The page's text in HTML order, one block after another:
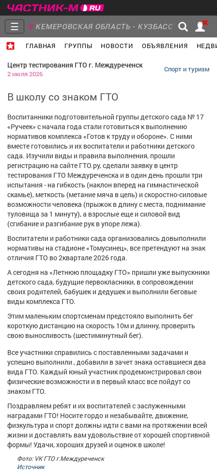
☰ КЕМЕРОВСКАЯ ОБЛАСТЬ - КУЗБАСС
ГЛАВНАЯ ГРУППЫ НОВОСТИ ОБЪЯВЛЕНИЯ
Объявления Недвижимость Услуги
Работа Транспорт Компании
Афиша Обучение
Товары Поздравления Погода
ТВ программа Я - пенсионер
Центр тестирования ГТО г. Междуреченск
2 июля 2026
Спорт и туризм
В школу со знаком ГТО
Воспитанники подготовительной группы детского сада № 17
«Ручеек» с начала года стали готовиться к выполнению
нормативов комплекса «Готов к труду и обороне». С ними
вместе готовились и их воспитатели и работники детского
сада. Изучили виды и правила выполнения, прошли
регистрацию на сайте ГТО.ру, сделали заявку в центр
тестирования ГТО Междуреченска и в один день прошли три
испытания - на гибкость (наклон вперед на гимнастической
скамье), меткость (метание мяча в цель) и скоростно-силовые
возможности человека (прыжок в длину с места, поднимание
туловища за 1 минуту), а взрослые еще и силовой вид
(сгибание и разгибание рук в упоре лежа).
Воспитатели и работники сада организовались довыполнили
нормативы на стадионе «Томусинец», все претендуют на знак
отличия ГТО во 2квартале 2026 года.
А сегодня на «Летнюю площадку ГТО» пришли уже выпускники
детского сада, будущие первокласники, в сопровождении
своих родителей, бабушек и дедушек и выполнили беговые
виды комплекса ГТО.
Этим маленьким спортсменам предстояло выполнить бег
короткую дистанцию на скорость 10м и длинну, проверить
свою выносливость (шестиминутный бег).
Все участники справились с поставленными задачами и
успешно выполнили , добавили в зачет знака оставшиеся два
вида ГТО. Каждый юный участник продемонстрировал свои
физические возможности и в первый класс все пойдут со
знаком ГТО.
Поздравляем ребят и их воспитателей с заслуженными
наградами ГТО! Носите гордо и незабывайте, движение,
физкультура и спорт должны идти с вами на протяжении всей
жизни и доставлять вам удовольствие от хорошей спортивной
формы! Удачи, хороших друзей и оценок в школе!
Фото: VK ГТО г.Междуреченск
Источник